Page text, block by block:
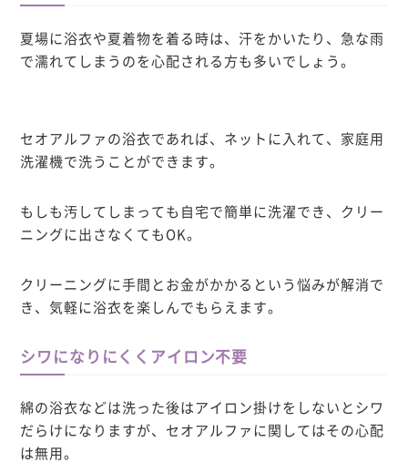
夏場に浴衣や夏着物を着る時は、汗をかいたり、急な雨
で濡れてしまうのを心配される方も多いでしょう。
セオアルファの浴衣であれば、ネットに入れて、家庭用
洗濯機で洗うことができます。
もしも汚してしまっても自宅で簡単に洗濯でき、 クリー
ニングに出さなくてもOK。
クリーニングに手間とお金がかかるという悩みが解消で
き、気軽に浴衣を楽しんでもらえます。
シワになりにくくアイロン不要
綿の浴衣などは洗った後はアイロン掛けをしないとシワ
だらけになりますが、セオアルファに関してはその心配
は無用。